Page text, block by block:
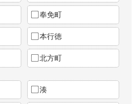
奉免町
本行徳
北方町
湊